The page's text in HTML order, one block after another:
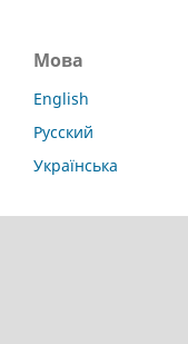
Мова
English
Русский
Українська